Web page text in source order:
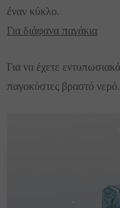
έναν κύκλο.
Για διάφανα παγάκια
Για να έχετε
παγοκύστες βραστό νερό.